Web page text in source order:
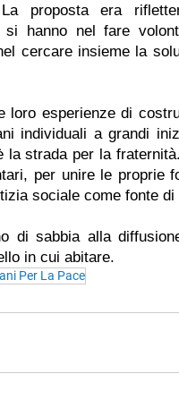
proposta era
hanno nel fare
cercare insieme la
loro esperienze di
individuali a grandi
la strada per la
per unire le proprie
sociale come fonte di
di sabbia alla
in cui abitare.
Per La Pace